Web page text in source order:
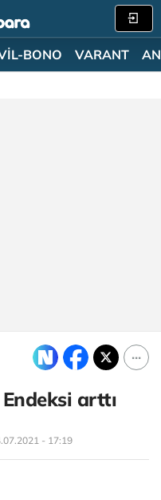
BONO VARANT
arttı
- 17:19